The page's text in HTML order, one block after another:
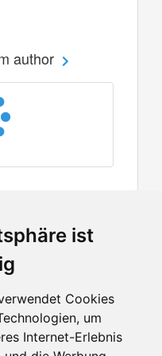
ist
Cookies
um
Internet-Erlebnis
author